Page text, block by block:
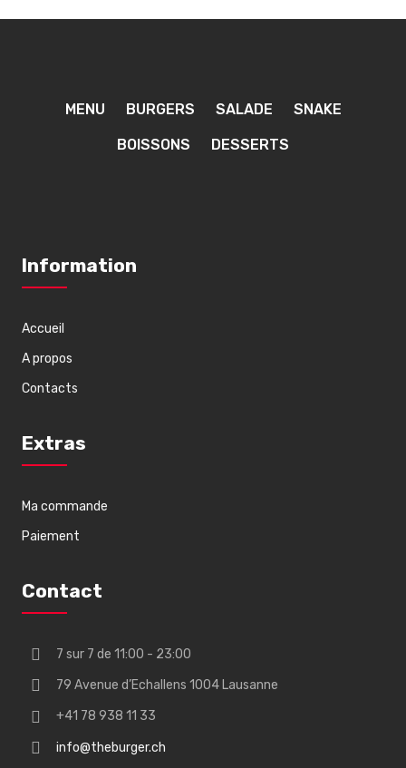
MENU BURGERS SALADE SNAKE
BOISSONS DESSERTS
Information
Accueil
A propos
Contacts
Extras
Ma commande
Paiement
Contact
7 sur 7 de 11:00 - 23:00
79 Avenue d’Echallens 1004 Lausanne
+41 78 938 11 33
info@theburger.ch